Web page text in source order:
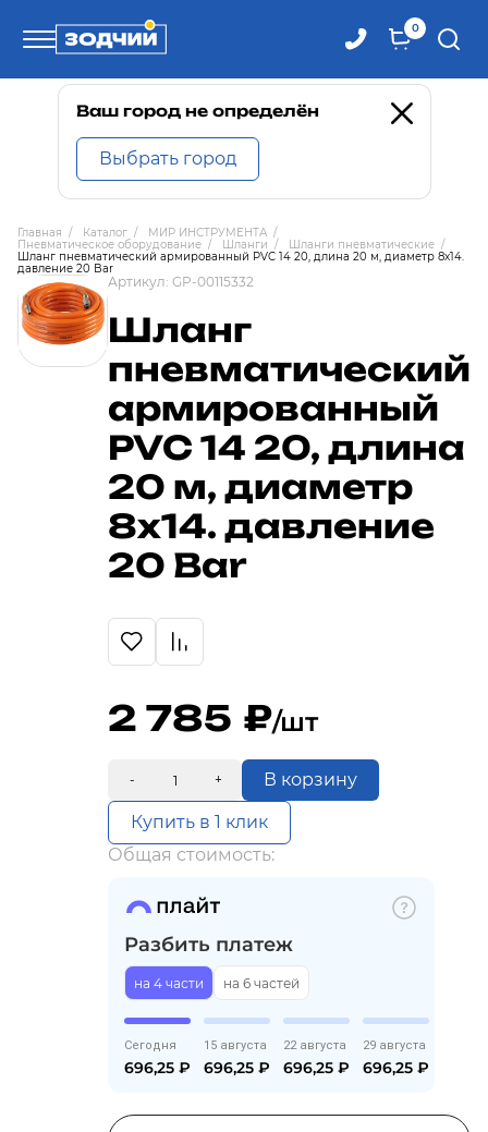
0
Телефоны
8 800 100-71-71
8 (4242) 30-00-27
8 (4242) 30-00-72
Ваш город не определён
Выбрать город
Главная / Каталог / МИР ИНСТРУМЕНТА /
Пневматическое оборудование / Шланги / Шланги пневматические /
Шланг пневматический армированный PVC 14 20, длина 20 м, диаметр 8х14.
давление 20 Bar
Артикул: GP-00115332
Шланг
пневматический
армированный
PVC 14 20, длина
20 м, диаметр
8х14. давление
20 Bar
2 785 /шт
- + В корзину
Купить в 1 клик
Общая стоимость:
Разбить платеж
на 4 части на 6 частей
Сегодня
696,25 ₽
15 августа
696,25 ₽
22 августа
696,25 ₽
29 августа
696,25 ₽